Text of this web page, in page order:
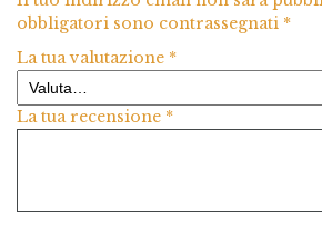
obbligatori sono contrassegnati *
La tua valutazione *
La tua recensione *